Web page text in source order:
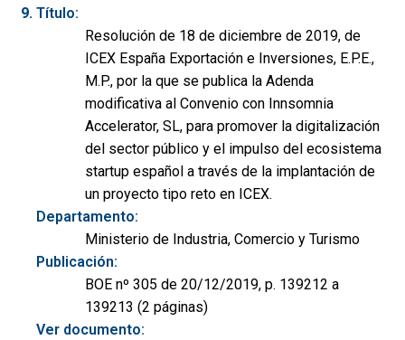
Título:
Resolución de 18 de diciembre de 2019, de
ICEX España Exportación e Inversiones, E.P.E.,
M.P., por la que se publica la Adenda
modificativa al Convenio con Innsomnia
Accelerator, SL, para promover la digitalización
del sector público y el impulso del ecosistema
startup español a través de la implantación de
un proyecto tipo reto en ICEX.
Departamento:
Ministerio de Industria, Comercio y Turismo
Publicación:
BOE nº 305 de 20/12/2019, p. 139212 a
139213 (2 páginas)
Ver documento: